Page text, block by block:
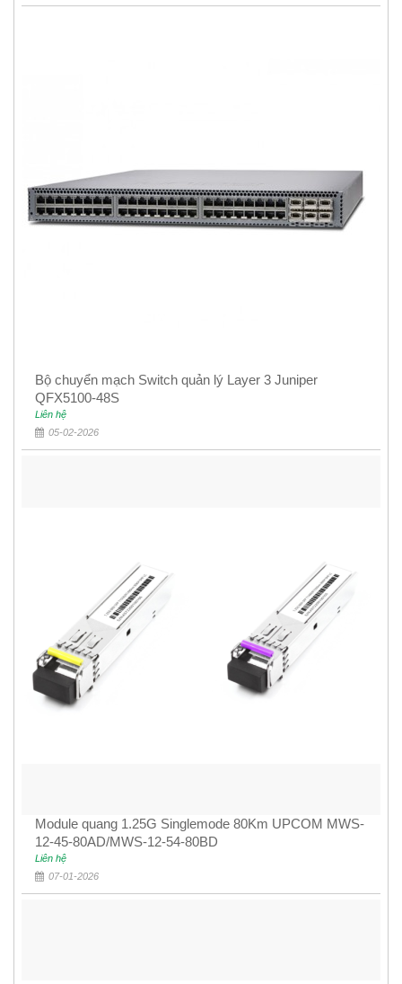
Bộ chuyển mạch Switch quản lý Layer 3 Juniper
QFX5100-48S
Liên hệ
05-02-2026
Module quang 1.25G Singlemode 80Km UPCOM MWS-
12-45-80AD/MWS-12-54-80BD
Liên hệ
07-01-2026